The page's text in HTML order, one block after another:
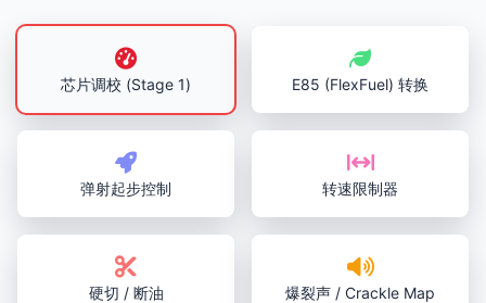
芯片调校 (Stage 1) E85 (FlexFuel) 转换
弹射起步控制 转速限制器
硬切 / 断油 爆裂声 / Crackle Map